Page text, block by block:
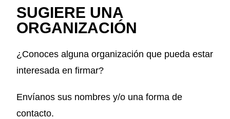
SUGIERE UNA
ORGANIZACIÓN
¿Conoces alguna organización que pueda estar
interesada en firmar?
Envíanos sus nombres y/o una forma de
contacto.